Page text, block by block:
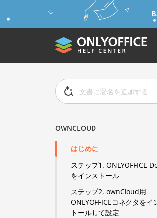
OWNCLOUD
はじめに
ステップ1. ONLYOFFICE
をインストール
ステップ2. ownCloud用
ONLYOFFICEコネクタをイ
トールして設定